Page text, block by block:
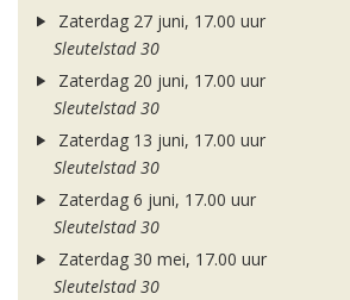
Zaterdag 27 juni, 17.00 uur
Sleutelstad 30
Zaterdag 20 juni, 17.00 uur
Sleutelstad 30
Zaterdag 13 juni, 17.00 uur
Sleutelstad 30
Zaterdag 6 juni, 17.00 uur
Sleutelstad 30
Zaterdag 30 mei, 17.00 uur
Sleutelstad 30